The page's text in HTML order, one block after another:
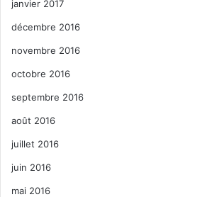
janvier 2017
décembre 2016
novembre 2016
octobre 2016
septembre 2016
août 2016
juillet 2016
juin 2016
mai 2016